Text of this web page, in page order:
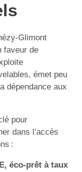
Glimont
faveur de
émet peu
dépendance aux
pour
dans l’accès
:
éco-prêt à taux